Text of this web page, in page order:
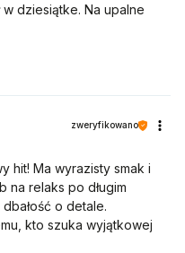
w dziesiątke. Na upalne
zweryfikowano
hit! Ma wyrazisty smak i
na relaks po długim
o detale.
kto szuka wyjątkowej